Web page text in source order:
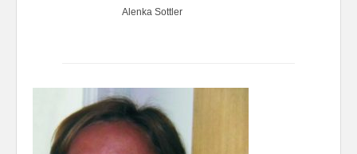
Alenka Sottler